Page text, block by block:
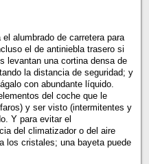
alumbrado de carretera para
el de antiniebla trasero si
levantan una cortina densa de
la distancia de seguridad; y
con abundante líquido.
del coche que le
y ser visto (intermitentes y
Y para evitar el
del climatizador o del aire
los cristales; una bayeta puede